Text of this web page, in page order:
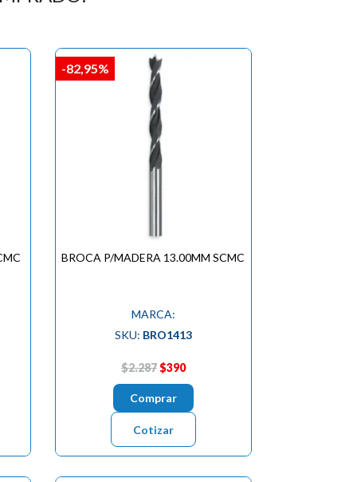
BROCA P/MADERA 13.00MM SCMC
MARCA:
SKU: BRO1413
$2.287$390
Comprar
Cotizar
-82,95%